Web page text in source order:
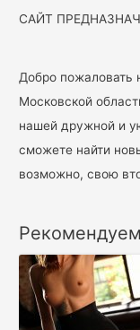
САЙТ
Добро пожаловать
Московской
нашей дружной и
сможете найти
возможно, свою
Рекомендуем